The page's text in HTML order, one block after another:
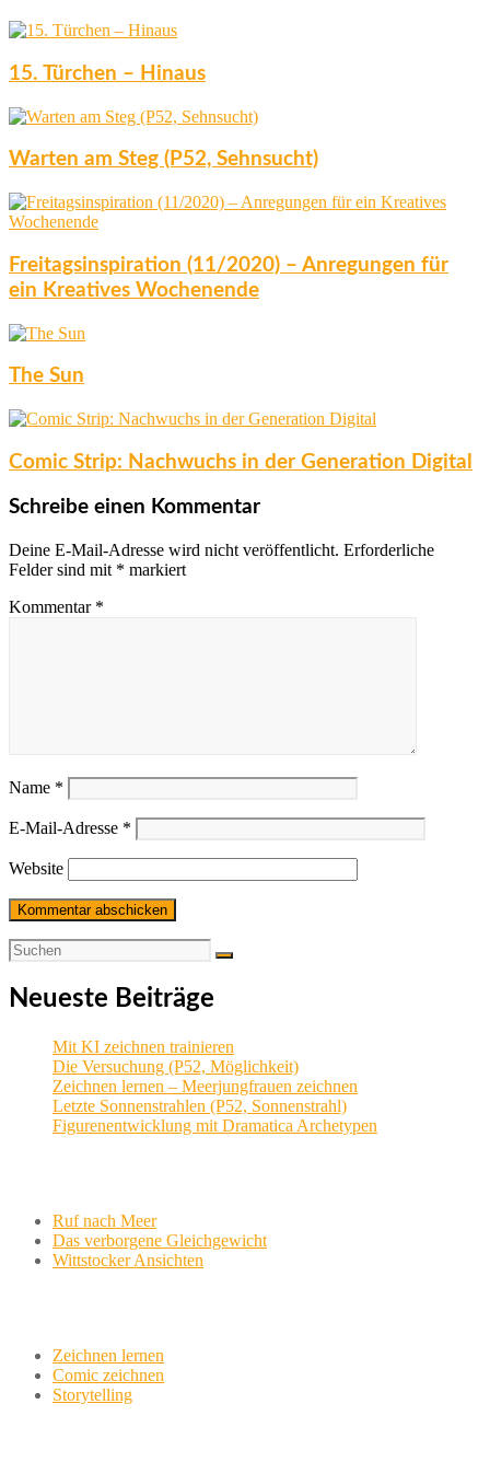
15. Türchen – Hinaus
Warten am Steg (P52, Sehnsucht)
Freitagsinspiration (11/2020) – Anregungen für
ein Kreatives Wochenende
The Sun
Comic Strip: Nachwuchs in der Generation Digital
Schreibe einen Kommentar
Deine E-Mail-Adresse wird nicht veröffentlicht. Erforderliche
Felder sind mit * markiert
Kommentar *
Name *
E-Mail-Adresse *
Website
Neueste Beiträge
Mit KI zeichnen trainieren
Die Versuchung (P52, Möglichkeit)
Zeichnen lernen – Meerjungfrauen zeichnen
Letzte Sonnenstrahlen (P52, Sonnenstrahl)
Figurenentwicklung mit Dramatica Archetypen
Ruf nach Meer
Das verborgene Gleichgewicht
Wittstocker Ansichten
Zeichnen lernen
Comic zeichnen
Storytelling